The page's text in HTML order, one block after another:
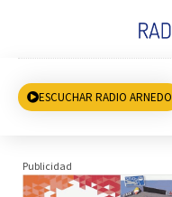
ESCUCHAR RADIO ARNEDO
Publicidad